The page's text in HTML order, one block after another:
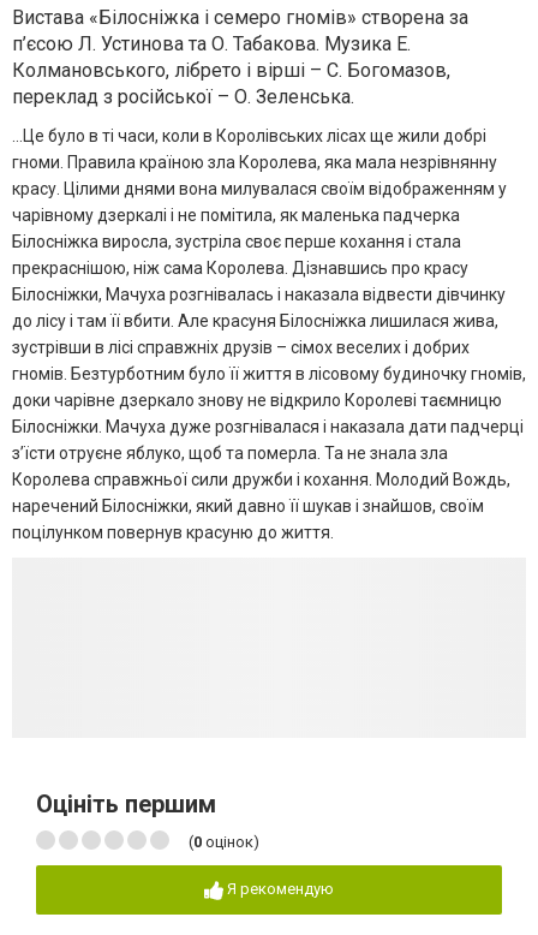
Вистава «Білосніжка і семеро гномів» створена за
п’єсою Л. Устинова та О. Табакова. Музика Е.
Колмановського, лібрето і вірші – С. Богомазов,
переклад з російської – О. Зеленська.
…Це було в ті часи, коли в Королівських лісах ще жили добрі
гноми. Правила країною зла Королева, яка мала незрівнянну
красу. Цілими днями вона милувалася своїм відображенням у
чарівному дзеркалі і не помітила, як маленька падчерка
Білосніжка виросла, зустріла своє перше кохання і стала
прекраснішою, ніж сама Королева. Дізнавшись про красу
Білосніжки, Мачуха розгнівалась і наказала відвести дівчинку
до лісу і там її вбити. Але красуня Білосніжка лишилася жива,
зустрівши в лісі справжніх друзів – сімох веселих і добрих
гномів. Безтурботним було її життя в лісовому будиночку гномів,
доки чарівне дзеркало знову не відкрило Королеві таємницю
Білосніжки. Мачуха дуже розгнівалася і наказала дати падчерці
з’їсти отруєне яблуко, щоб та померла. Та не знала зла
Королева справжньої сили дружби і кохання. Молодий Вождь,
наречений Білосніжки, який давно її шукав і знайшов, своїм
поцілунком повернув красуню до життя.
Оцініть першим
(0 оцінок)
Я рекомендую